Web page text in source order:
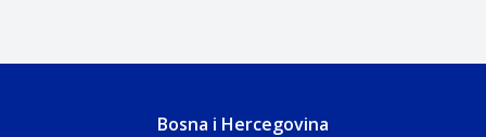
Bosna i Hercegovina